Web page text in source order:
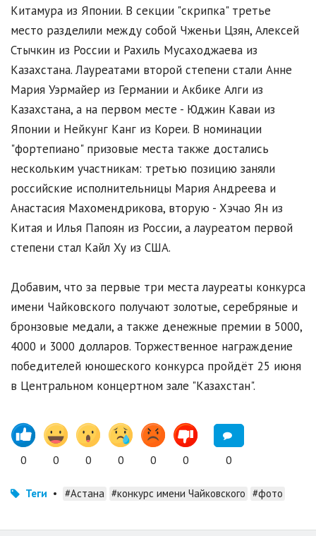
Китамура из Японии. В секции "скрипка" третье
место разделили между собой Чженьи Цзян, Алексей
Стычкин из России и Рахиль Мусаходжаева из
Казахстана. Лауреатами второй степени стали Анне
Мария Уэрмайер из Германии и Акбике Алги из
Казахстана, а на первом месте - Юджин Каваи из
Японии и Нейкунг Канг из Кореи. В номинации
"фортепиано" призовые места также достались
нескольким участникам: третью позицию заняли
российские исполнительницы Мария Андреева и
Анастасия Махомендрикова, вторую - Хэчао Ян из
Китая и Илья Папоян из России, а лауреатом первой
степени стал Кайл Ху из США.
Добавим, что за первые три места лауреаты конкурса
имени Чайковского получают золотые, серебряные и
бронзовые медали, а также денежные премии в 5000,
4000 и 3000 долларов. Торжественное награждение
победителей юношеского конкурса пройдёт 25 июня
в Центральном концертном зале "Казахстан".
0 0 0 0 0 0 0
Теги • #Астана #конкурс имени Чайковского #фото